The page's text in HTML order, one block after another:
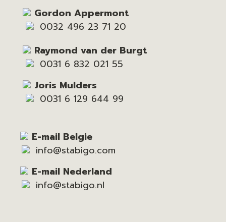
Gordon Appermont
0032 496 23 71 20
Raymond van der Burgt
0031 6 832 021 55
Joris Mulders
0031 6 129 644 99
E-mail Belgie
info@stabigo.com
E-mail Nederland
info@stabigo.nl